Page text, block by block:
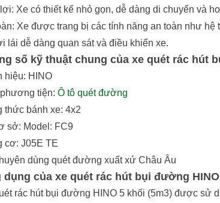
Xe có thiết kế nhỏ gọn, dễ dàng di chuyển và
Xe được trang bị các tính năng an toàn như
lái dễ dàng quan sát và điều khiển xe.
số kỹ thuật chung củaxe quét rác hút
hiệu: HINO
phương tiện:Ô tô quét đường
thức bánh xe: 4x2
sở: Model: FC9
cơ: J05E TE
dùng quét đường xuất xứ Châu Âu
dụng của xe quét rác hút bụi đường
rác hút bụi đường HINO 5 khối (5m3) được sử